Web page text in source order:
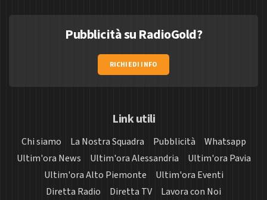
Pubblicità su RadioGold?
RICHIEDI INFO
Link utili
Chi siamo La Nostra Squadra Pubblicità
Whatsapp
Ultim'ora News
Ultim'ora Alessandria
Ultim'ora Pavia
Ultim'ora Alto Piemonte
Ultim'ora Eventi
Diretta Radio
Diretta TV Lavora con Noi